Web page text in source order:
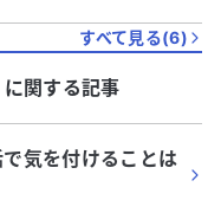
すべて見る(6)
に関する記事
気を付けることは